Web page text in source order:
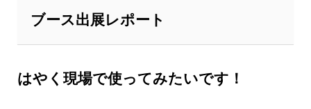
ブース出展レポート
はやく現場で使ってみたいです！